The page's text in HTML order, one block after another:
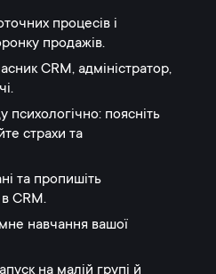
процесів і
продажів.
CRM, адміністратор,
психологічно: поясніть
страхи та
та пропишіть
CRM.
навчання вашої
на малій групі й